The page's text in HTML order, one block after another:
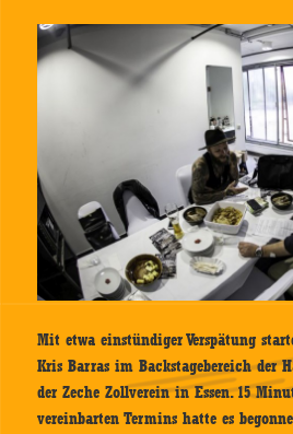
Mit etwa einstündiger Verspätung
Kris Barras im Backstagebereich der
der Zeche Zollverein in Essen. 15
vereinbarten Termins hatte es